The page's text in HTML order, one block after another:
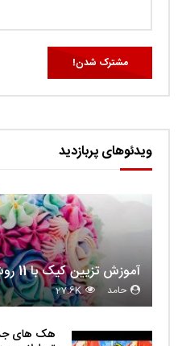
ویدئوهای پربازدید
آموزش تزیین کیک با 11 روش متفاوت
حامد 27.6K
هک های